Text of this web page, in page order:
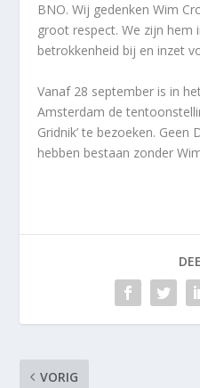
BNO. Wij gedenken Wim
groot respect. We zijn hem
betrokkenheid bij en inzet
Vanaf 28 september is in
Amsterdam de
Gridnik’ te bezoeken.
hebben bestaan zonder
VORIG